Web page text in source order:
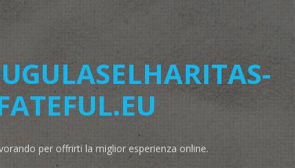
per offrirti la miglior esperienza online.